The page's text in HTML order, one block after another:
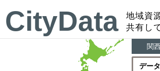
CityData
地域資
共有し
関
データ